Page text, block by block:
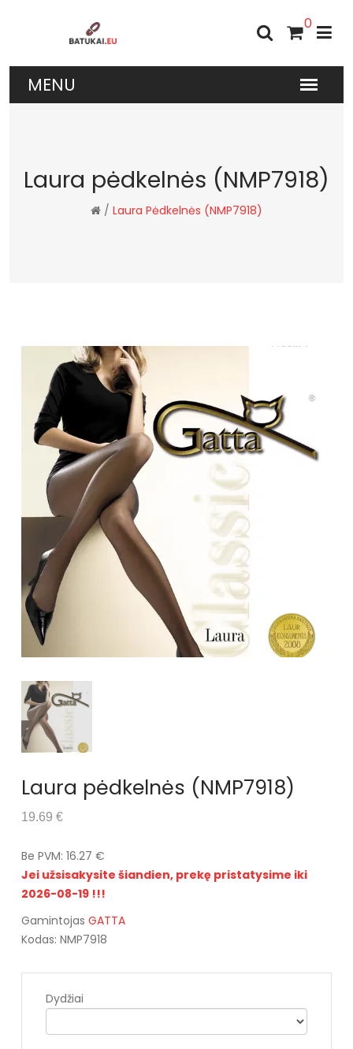
0
Laura pėdkelnės (NMP7918)
/ Laura Pėdkelnės (NMP7918)
Laura pėdkelnės (NMP7918)
19.69 €
Be PVM: 16.27 €
Jei užsisakysite šiandien, prekę pristatysime iki
2026-08-19 !!!
Gamintojas GATTA
Kodas: NMP7918
Dydžiai